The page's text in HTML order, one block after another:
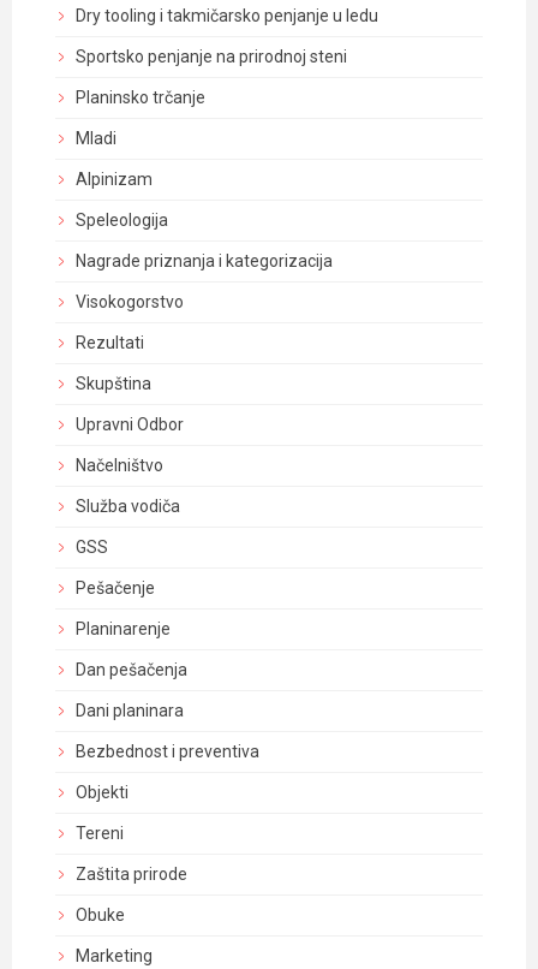
Dry tooling i takmičarsko penjanje u ledu
Sportsko penjanje na prirodnoj steni
Planinsko trčanje
Mladi
Alpinizam
Speleologija
Nagrade priznanja i kategorizacija
Visokogorstvo
Rezultati
Skupština
Upravni Odbor
Načelništvo
Služba vodiča
GSS
Pešačenje
Planinarenje
Dan pešačenja
Dani planinara
Bezbednost i preventiva
Objekti
Tereni
Zaštita prirode
Obuke
Marketing